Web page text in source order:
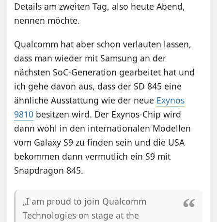
Details am zweiten Tag, also heute Abend,
nennen möchte.
Qualcomm hat aber schon verlauten lassen,
dass man wieder mit Samsung an der
nächsten SoC-Generation gearbeitet hat und
ich gehe davon aus, dass der SD 845 eine
ähnliche Ausstattung wie der neue Exynos
9810 besitzen wird. Der Exynos-Chip wird
dann wohl in den internationalen Modellen
vom Galaxy S9 zu finden sein und die USA
bekommen dann vermutlich ein S9 mit
Snapdragon 845.
„I am proud to join Qualcomm
Technologies on stage at the